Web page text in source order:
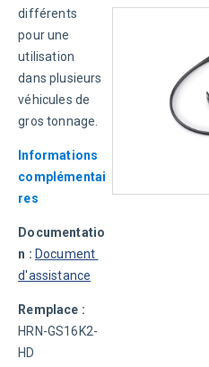
différents
pour une
utilisation
dans plusieurs
véhicules de
gros tonnage.
Informations
complémentai
res
Documentatio
n : Document
d'assistance
Remplace :
HRN-GS16K2-
HD